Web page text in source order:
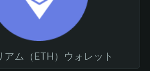
アム（ETH）ウォレット